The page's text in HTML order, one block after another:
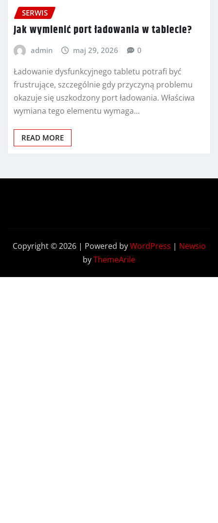
SERWIS
Jak wymienić port ładowania w tablecie?
admin maj 29, 2026 0
Ładowanie dysfunkcyjnego tabletu potrafi być
frustrujące, szczególnie gdy przyczyną problemu
okazuje się uszkodzony port ładowania. Właściwa
wymiana tego elementu wymaga…
READ MORE
Copyright © 2026 | Powered byWordPress | Newsio
byThemeArile